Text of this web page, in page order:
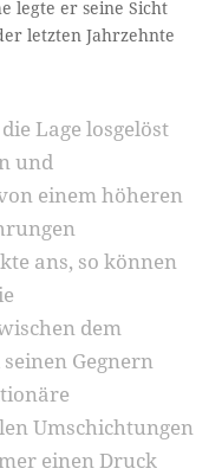
legte er seine Sicht
letzten Jahrzehnte
Lage losgelöst
und
einem höheren
ans, so können
dem
Gegnern
Umschichtungen
einen Druck